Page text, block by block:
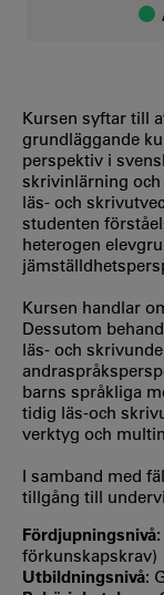
Kursen syftar till
grundläggande
perspektiv i
skrivinlärning
läs- och
studenten
heterogen
Kursen handlar
Dessutom
läs- och
barns språkliga
tidig läs-och
verktyg och
I samband med
tillgång till
Fördjupningsnivå:
förkunskapskrav)
Utbildningsnivå: